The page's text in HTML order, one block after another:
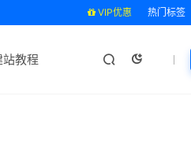
VIP优惠 热门标签
站教程